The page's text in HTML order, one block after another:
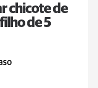
chicote de
de 5